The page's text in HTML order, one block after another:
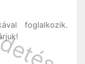
foglalkozik.